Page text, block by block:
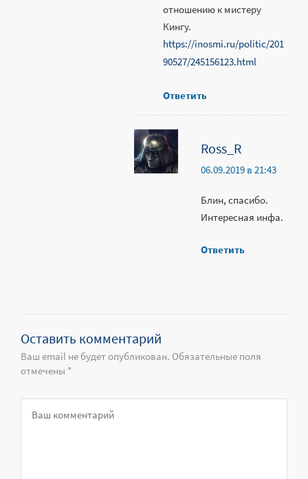
отношению к мистеру
Кингу.
https://inosmi.ru/politic/201
90527/245156123.html
Ответить
Ross_R
06.09.2019 в 21:43
Блин, спасибо.
Интересная инфа.
Ответить
Оставить комментарий
Ваш email не будет опубликован. Обязательные поля
отмечены *